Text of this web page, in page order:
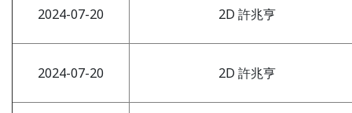
2024-07-20 2D 許兆亨
2024-07-20 2D 許兆亨